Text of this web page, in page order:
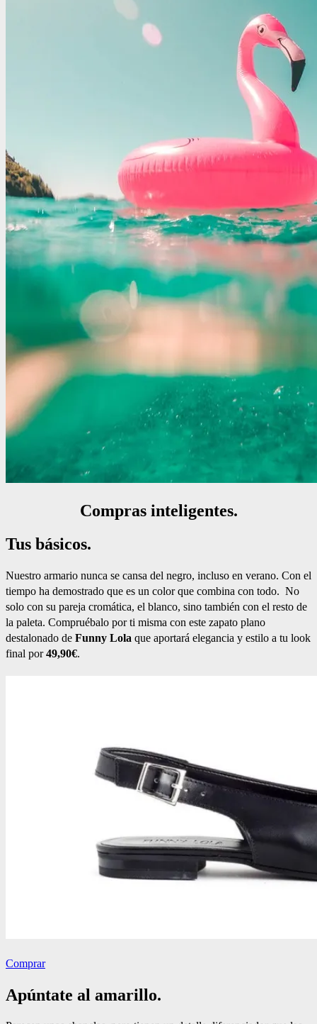
Compras inteligentes.
Tus básicos.
Nuestro armario nunca se cansa del negro, incluso en verano. Con el
tiempo ha demostrado que es un color que combina con todo. No
solo con su pareja cromática, el blanco, sino también con el resto de
la paleta. Compruébalo por ti misma con este zapato plano
destalonado de Funny Lola que aportará elegancia y estilo a tu look
final por49,90€.
Comprar
Apúntate al amarillo.